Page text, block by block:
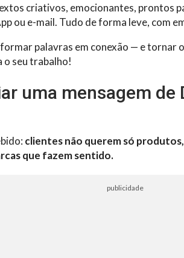
criativos, emocionantes, prontos
ou e-mail. Tudo de forma leve, com
palavras em conexão — e tornar
o seu trabalho!
uma mensagem de
clientes não querem só
que fazem sentido.
publicidade